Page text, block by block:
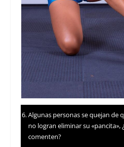
Algunas personas se quejan de
no logran eliminar su «pancita»,
comenten?